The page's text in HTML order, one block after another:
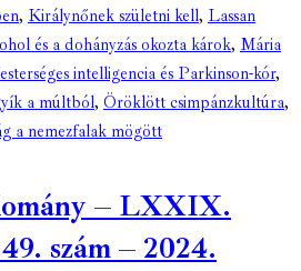
, Királynőnek születni kell, Lassan
és a dohányzás okozta károk, Mária
intelligencia és Parkinson-kór,
a múltból, Öröklött csimpánzkultúra,
a nemezfalak mögött
– LXXIX.
szám – 2024.